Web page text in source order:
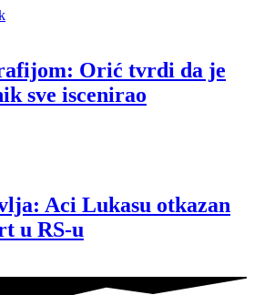
Orić tvrdi da je
sve iscenirao
Aci Lukasu otkazan
u RS-u